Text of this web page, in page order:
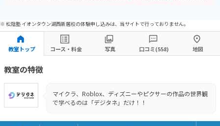
※ 松陰塾 イオンタウン湖西新居校の体験申し込みは、当サイトで行っておりません。
教室トップ コース・料金 写真 口コミ(558) 地図
教室の特徴
マイクラ、Roblox、ディズニーやピクサーの作品の世界観
で学べるのは「デジタネ」だけ！！